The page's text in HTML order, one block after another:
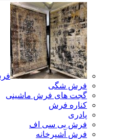
فرش شگی
گجت های فرش ماشینی
کناره فرش
پادری
فرش بی سی اف
فرش آشپرخانه